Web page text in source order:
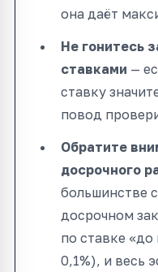
она даёт
Не гонитесь
ставками —
ставку
повод
Обратите
досрочного
большинстве
досрочном
по ставке «до
0,1%), и весь